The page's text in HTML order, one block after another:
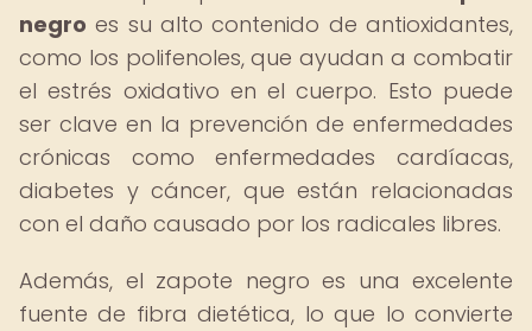
negro es su alto contenido de antioxidantes,
como los polifenoles, que ayudan a combatir
el estrés oxidativo en el cuerpo. Esto puede
ser clave en la prevención de enfermedades
crónicas como enfermedades cardíacas,
diabetes y cáncer, que están relacionadas
con el daño causado por los radicales libres.
Además, el zapote negro es una excelente
fuente de fibra dietética, lo que lo convierte